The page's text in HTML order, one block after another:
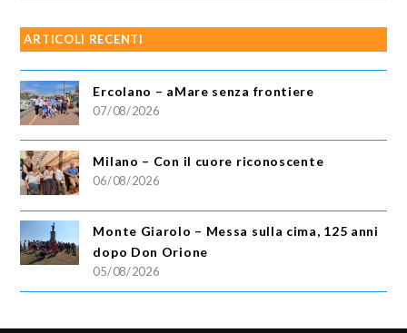
ARTICOLI RECENTI
Ercolano – aMare senza frontiere
07/08/2026
Milano – Con il cuore riconoscente
06/08/2026
Monte Giarolo – Messa sulla cima, 125 anni
dopo Don Orione
05/08/2026